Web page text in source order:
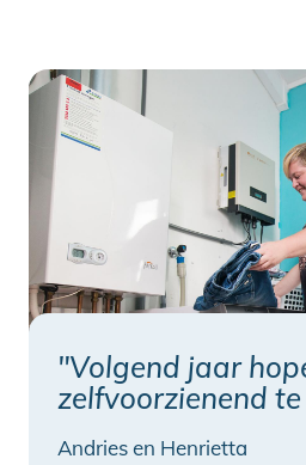
"Volgend jaar
zelfvoorzienend
Andries en Henrietta